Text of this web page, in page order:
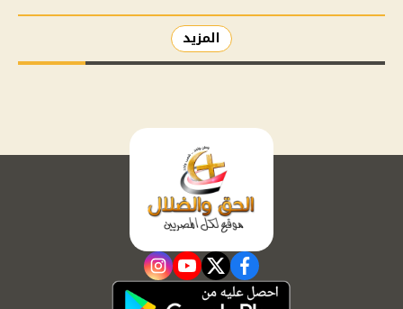
المزيد
facebook
twitter
youtube
instagram